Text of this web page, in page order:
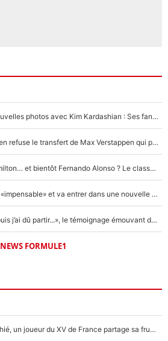
Lewis Hamilton poste de nouvelles photos avec Kim Kardashian : Ses fans le voient déjà redevenir champion du monde de F1 grâce à elle !
F1 - Une légende de McLaren refuse le transfert de Max Verstappen qui pourrait «faire des vagues» et plomber l'ambiance dans l'équipe
Max Verstappen, Lewis Hamilton… et bientôt Fernando Alonso ? Le classement des pilotes les mieux payés en Formule 1 risque de changer !
F1 - Alpine signe un accord «impensable» et va entrer dans une nouvelle dimension : Grande nouvelle pour Pierre Gasly !
F1 : « Je lui ai fait un câlin, puis j’ai dû partir...», le témoignage émouvant de Max Verstappen sur sa fille
NEWS FORMULE1
Mis de côté par Fabien Galthié, un joueur du XV de France partage sa frustration : «ils ne me l’ont pas dit tout de suite»